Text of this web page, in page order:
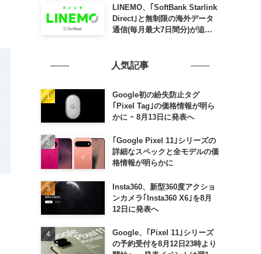
発売
LINEMO、｢SoftBank Starlink
Direct｣と無制限の海外データ
通信(毎月最大7日間分)が追加
人気記事
Google初の紛失防止タグ
｢Pixel Tag｣の価格情報が明ら
かに ｰ 8月13日に発表へ
｢Google Pixel 11｣シリーズの
詳細なスペックと全モデルの価
格情報が明らかに
Insta360、新型360度アクショ
ンカメラ｢Insta360 X6｣を8月
12日に発表へ
Google、｢Pixel 11｣シリーズ
の予約受付を8月12日23時より